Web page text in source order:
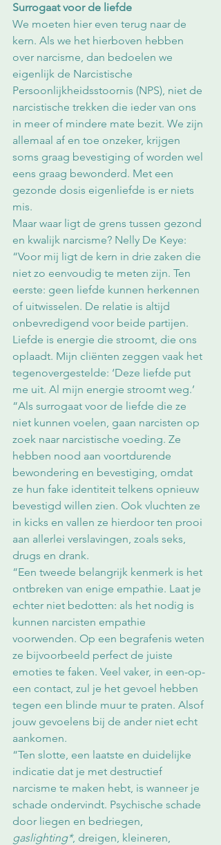
Surrogaat voor de liefde
We moeten hier even terug naar de
kern. Als we het hierboven hebben
over narcisme, dan bedoelen we
eigenlijk de Narcistische
Persoonlijkheidsstoornis (NPS), niet de
narcistische trekken die ieder van ons
in meer of mindere mate bezit. We zijn
allemaal af en toe onzeker, krijgen
soms graag bevestiging of worden wel
eens graag bewonderd. Met een
gezonde dosis eigenliefde is er niets
mis.
Maar waar ligt de grens tussen gezond
en kwalijk narcisme? Nelly De Keye:
“Voor mij ligt de kern in drie zaken die
niet zo eenvoudig te meten zijn. Ten
eerste: geen liefde kunnen herkennen
of uitwisselen. De relatie is altijd
onbevredigend voor beide partijen.
Liefde is energie die stroomt, die ons
oplaadt. Mijn cliënten zeggen vaak het
tegenovergestelde: ‘Deze liefde put
me uit. Al mijn energie stroomt weg.’
“Als surrogaat voor de liefde die ze
niet kunnen voelen, gaan narcisten op
zoek naar narcistische voeding. Ze
hebben nood aan voortdurende
bewondering en bevestiging, omdat
ze hun fake identiteit telkens opnieuw
bevestigd willen zien. Ook vluchten ze
in kicks en vallen ze hierdoor ten prooi
aan allerlei verslavingen, zoals seks,
drugs en drank.
“Een tweede belangrijk kenmerk is het
ontbreken van enige empathie. Laat je
echter niet bedotten: als het nodig is
kunnen narcisten empathie
voorwenden. Op een begrafenis weten
ze bijvoorbeeld perfect de juiste
emoties te faken. Veel vaker, in een-op-
een contact, zul je het gevoel hebben
tegen een blinde muur te praten. Alsof
jouw gevoelens bij de ander niet echt
aankomen.
“Ten slotte, een laatste en duidelijke
indicatie dat je met destructief
narcisme te maken hebt, is wanneer je
schade ondervindt. Psychische schade
door liegen en bedriegen,
gaslighting*, dreigen, kleineren,